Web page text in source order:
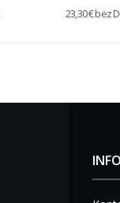
23,30 € bez